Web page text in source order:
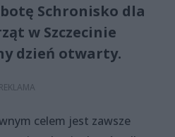
Schronisko dla
w Szczecinie
dzień otwarty.
celem jest zawsze